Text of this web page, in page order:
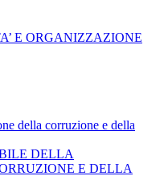
E ORGANIZZAZIONE
della corruzione e della
DELLA
E DELLA